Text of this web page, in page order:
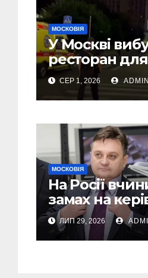
МОСКОВІЯ
У Москві
ресторан
там міг бути
ВКС РФ Чайко
військових –
СЕР 1, 2026 ADMIN
МОСКОВІЯ
На Росії
замах на
компанії яка
виготовляє
ЛИП 29, 2026